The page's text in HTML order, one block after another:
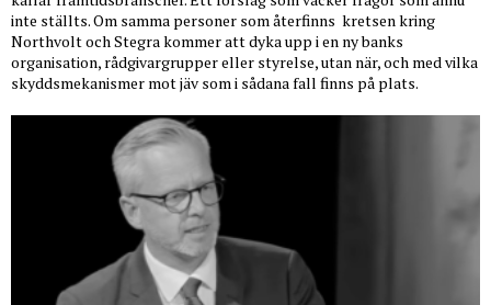
inte ställts. Om samma personer som återfinns kretsen kring
Northvolt och Stegra kommer att dyka upp i en ny banks
organisation, rådgivargrupper eller styrelse, utan när, och med vilka
skyddsmekanismer mot jäv som i sådana fall finns på plats.